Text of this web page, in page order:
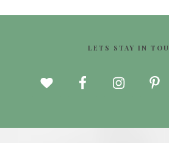
LETS STAY IN